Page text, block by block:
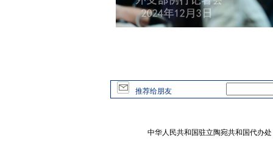
推荐给朋友
中华人民共和国驻立陶宛共和国代办处